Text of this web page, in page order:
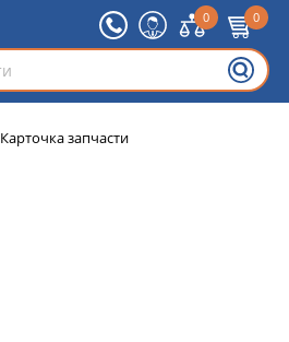
0 0
Карточка запчасти